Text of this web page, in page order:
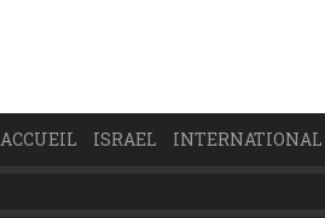
ACCUEIL ISRAEL INTERNATIONAL